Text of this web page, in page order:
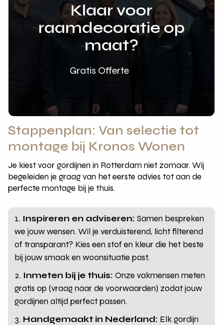
Klaar voor
raamdecoratie op
maat?
Gratis Offerte
Stappenplan: Van selectie tot
montage bij Kronos Wonen
Je kiest voor gordijnen in Rotterdam niet zomaar. Wij
begeleiden je graag van het eerste advies tot aan de
perfecte montage bij je thuis.
Inspireren en adviseren: Samen bespreken
we jouw wensen. Wil je verduisterend, licht filterend
of transparant? Kies een stof en kleur die het beste
bij jouw smaak en woonsituatie past.
Inmeten bij je thuis: Onze vakmensen meten
gratis op (vraag naar de voorwaarden) zodat jouw
gordijnen altijd perfect passen.
Handgemaakt in Nederland: Elk gordijn